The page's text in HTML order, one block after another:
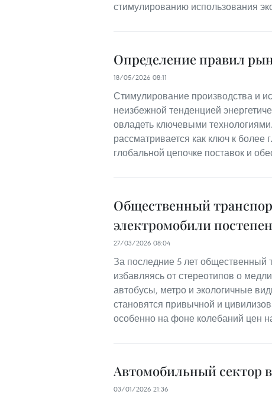
стимулированию использования
Определение правил
18/05/2026 08:11
Стимулирование производства и
неизбежной тенденцией
овладеть ключевыми
рассматривается как ключ к более
глобальной цепочке поставок и
Общественный
электромобили
27/03/2026 08:04
За последние 5 лет общественный
избавляясь от стереотипов о
автобусы, метро и экологичные
становятся привычной и
особенно на фоне колебаний цен
Автомобильный сектор
03/01/2026 21:36